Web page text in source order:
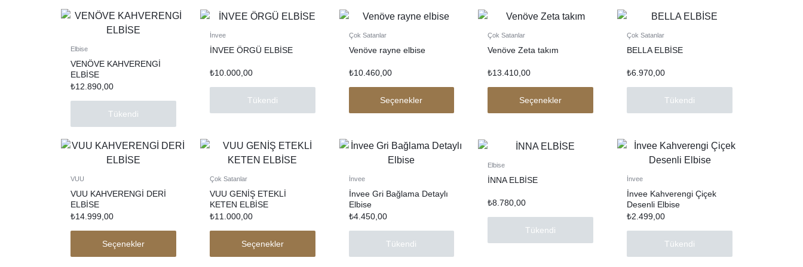
Elbise
VENÖVE KAHVERENGİ
ELBİSE
₺12.890,00
Tükendi
İnvee
İNVEE ÖRGÜ ELBİSE
₺10.000,00
Tükendi
Çok Satanlar
Venöve rayne elbise
₺10.460,00
Seçenekler
Çok Satanlar
Venöve Zeta takım
₺13.410,00
Seçenekler
Çok Satanlar
BELLA ELBİSE
₺6.970,00
Tükendi
VUU
VUU KAHVERENGİ DERİ
ELBİSE
₺14.999,00
Seçenekler
Çok Satanlar
VUU GENİŞ ETEKLİ
KETEN ELBİSE
₺11.000,00
Seçenekler
İnvee
İnvee Gri Bağlama Detaylı
Elbise
₺4.450,00
Tükendi
Elbise
İNNA ELBİSE
₺8.780,00
Tükendi
İnvee
İnvee Kahverengi Çiçek
Desenli Elbise
₺2.499,00
Tükendi